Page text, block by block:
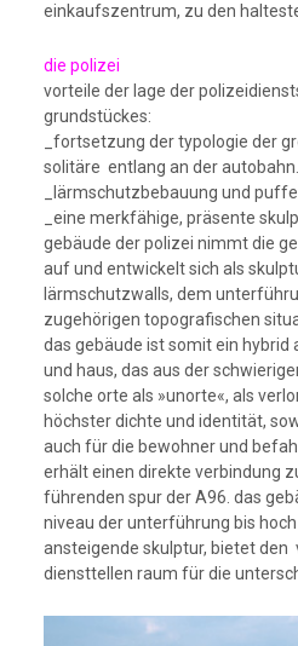
einkaufszentrum, zu den
die polizei
vorteile der lage der
grundstückes:
_fortsetzung der typologie der
solitäre entlang an der autobahn.
_lärmschutzbebauung und
_eine merkfähige, präsente
gebäude der polizei nimmt die
auf und entwickelt sich als
lärmschutzwalls, dem
zugehörigen topografischen
das gebäude ist somit ein hybrid
und haus, das aus der
solche orte als »unorte«, als
höchster dichte und identität,
auch für die bewohner und
erhält einen direkte verbindung
führenden spur der A96. das
niveau der unterführung bis
ansteigende skulptur, bietet den
diensttellen raum für die